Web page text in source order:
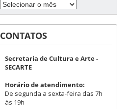
CONTATOS
Secretaria de Cultura e Arte -
SECARTE
Horário de atendimento:
De segunda a sexta-feira das 7h
às 19h